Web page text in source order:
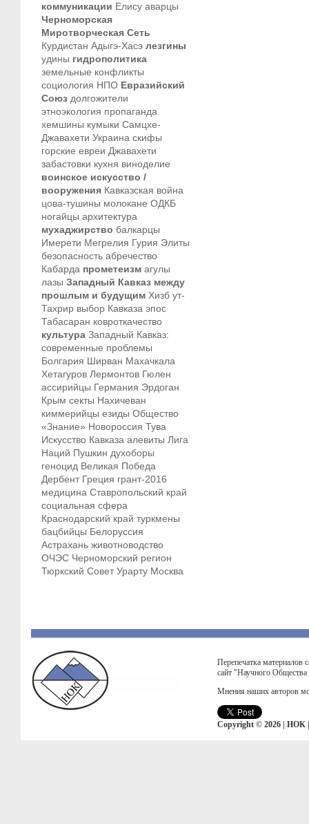
коммуникации Елису аварцы
Черноморская
Миротворческая Сеть
Курдистан Адыгэ-Хасэ лезгины
удины гидрополитика
земельные конфликты
социология НПО Евразийский
Союз долгожители
этноэкология пропаганда
хемшины кумыки Самцхе-
Джавахети Украина скифы
горские евреи Джавахети
забастовки кухня виноделие
воинское искусство /
вооружения Кавказская война
цова-тушины молокане ОДКБ
ногайцы архитектура
мухаджирство балкарцы
Имерети Мегрелия Гурия Элиты
безопасность абречество
Кабарда прометеизм агулы
лазы Западный Кавказ между
прошлым и будущим Хизб ут-
Тахрир выбор Кавказа эпос
Табасаран ковроткачество
культура Западный Кавказ:
современные проблемы
Болгария Ширван Махачкала
Хетагуров Лермонтов Гюлен
ассирийцы Германия Эрдоган
Крым секты Нахичеван
киммерийцы езиды Общество
«Знание» Новороссия Тува
Искусство Кавказа алевиты Лига
Наций Пушкин духоборы
геноцид Великая Победа
Дербент Греция грант-2016
медицина Ставропольский край
социальная сфера
Краснодарский край туркмены
бацбийцы Белоруссия
Астрахань животноводство
ОЧЭС Черноморский регион
Тюркский Совет Урарту Москва
Перепечатка материалов
сайт "Научного
Мнения наших авторов
Copyright © 2026 | НОК